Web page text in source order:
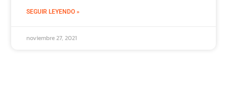
SEGUIR LEYENDO »
noviembre 27, 2021